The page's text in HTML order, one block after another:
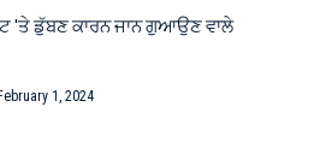
'ਤੇ ਡੁੱਬਣ ਕਾਰਨ ਜਾਨ ਗੁਆਉਣ ਵਾਲੇ
1, 2024